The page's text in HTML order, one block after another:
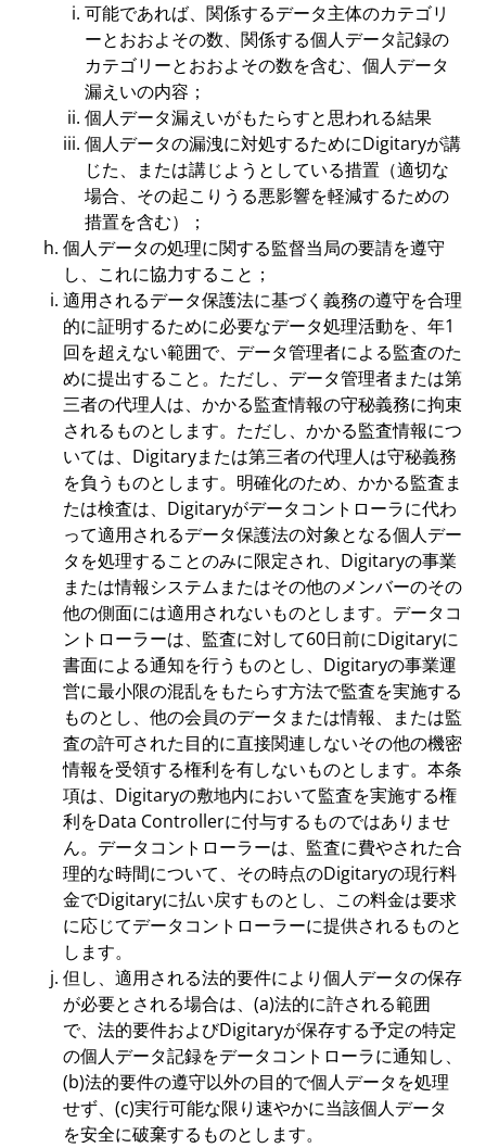
可能であれば、関係するデータ主体のカテゴリ
ーとおおよその数、関係する個人データ記録の
カテゴリーとおおよその数を含む、個人データ
漏えいの内容；
個人データ漏えいがもたらすと思われる結果
個人データの漏洩に対処するためにDigitaryが講
じた、または講じようとしている措置（適切な
場合、その起こりうる悪影響を軽減するための
措置を含む）；
個人データの処理に関する監督当局の要請を遵守
し、これに協力すること；
適用されるデータ保護法に基づく義務の遵守を合理
的に証明するために必要なデータ処理活動を、年1
回を超えない範囲で、データ管理者による監査のた
めに提出すること。ただし、データ管理者または第
三者の代理人は、かかる監査情報の守秘義務に拘束
されるものとします。ただし、かかる監査情報につ
いては、Digitaryまたは第三者の代理人は守秘義務
を負うものとします。明確化のため、かかる監査ま
たは検査は、Digitaryがデータコントローラに代わ
って適用されるデータ保護法の対象となる個人デー
タを処理することのみに限定され、Digitaryの事業
または情報システムまたはその他のメンバーのその
他の側面には適用されないものとします。データコ
ントローラーは、監査に対して60日前にDigitaryに
書面による通知を行うものとし、Digitaryの事業運
営に最小限の混乱をもたらす方法で監査を実施する
ものとし、他の会員のデータまたは情報、または監
査の許可された目的に直接関連しないその他の機密
情報を受領する権利を有しないものとします。本条
項は、Digitaryの敷地内において監査を実施する権
利をData Controllerに付与するものではありませ
ん。データコントローラーは、監査に費やされた合
理的な時間について、その時点のDigitaryの現行料
金でDigitaryに払い戻すものとし、この料金は要求
に応じてデータコントローラーに提供されるものと
します。
但し、適用される法的要件により個人データの保存
が必要とされる場合は、(a)法的に許される範囲
で、法的要件およびDigitaryが保存する予定の特定
の個人データ記録をデータコントローラに通知し、
(b)法的要件の遵守以外の目的で個人データを処理
せず、(c)実行可能な限り速やかに当該個人データ
を安全に破棄するものとします。